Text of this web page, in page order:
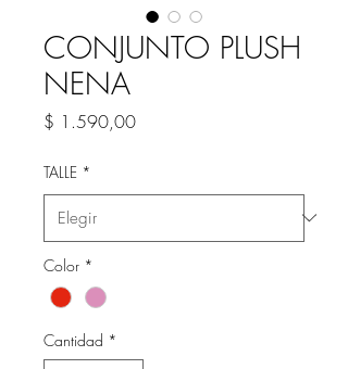
CONJUNTO PLUSH
NENA
$ 1.590,00Precio
TALLE *
Color *
Cantidad *